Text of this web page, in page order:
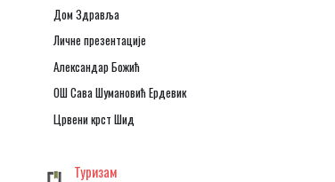
Дом Здравља
Личне презентације
Александар Божић
ОШ Сава Шумановић Ердевик
Црвени крст Шид
Туризам